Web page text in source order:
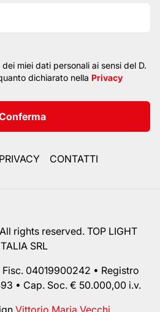
miei dati personali ai sensi del D.
dichiarato nella Privacy
PRIVACY CONTATTI
rights reserved. TOP LIGHT
SRL
04019900242 • Registro
• Cap. Soc. € 50.000,00 i.v.